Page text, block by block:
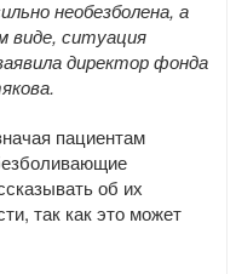
необезболена, а
виде, ситуация
директор фонда
пациентам
об их
так как это может